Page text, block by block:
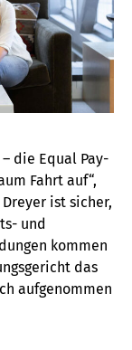
die Equal Pay-
Fahrt auf“,
ist sicher,
und
kommen
das
aufgenommen